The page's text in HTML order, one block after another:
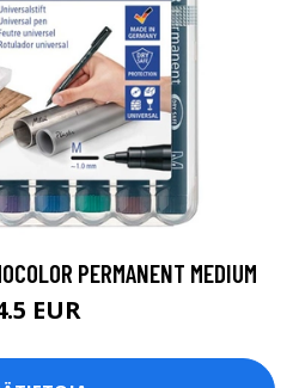
PERMANENT MEDIUM
EUR